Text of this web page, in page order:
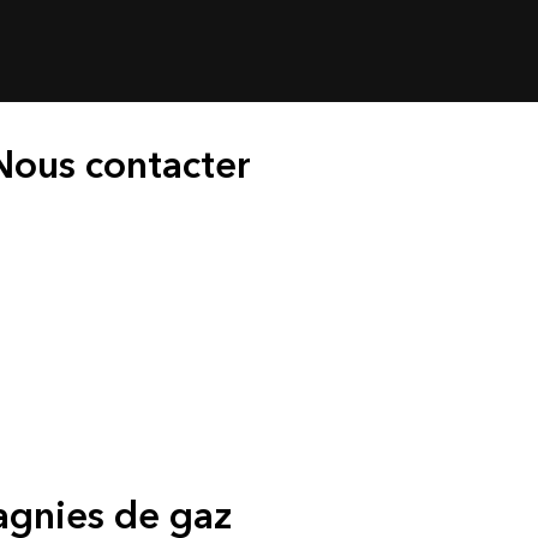
contacter
de gaz